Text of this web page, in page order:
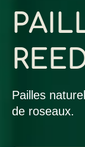
Pailles
de roseaux.